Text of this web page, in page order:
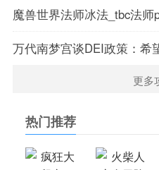
速度，会有障碍物和其他对手
1、多人互动，多个玩家
2、提供有高画质，游戏
3、丰富的卡片，疯狂大飙
4、操作简单，游戏的操作
魔兽世界法师冰法_tbc法
万代南梦宫谈DEI政策：希望游
更多
热门推荐